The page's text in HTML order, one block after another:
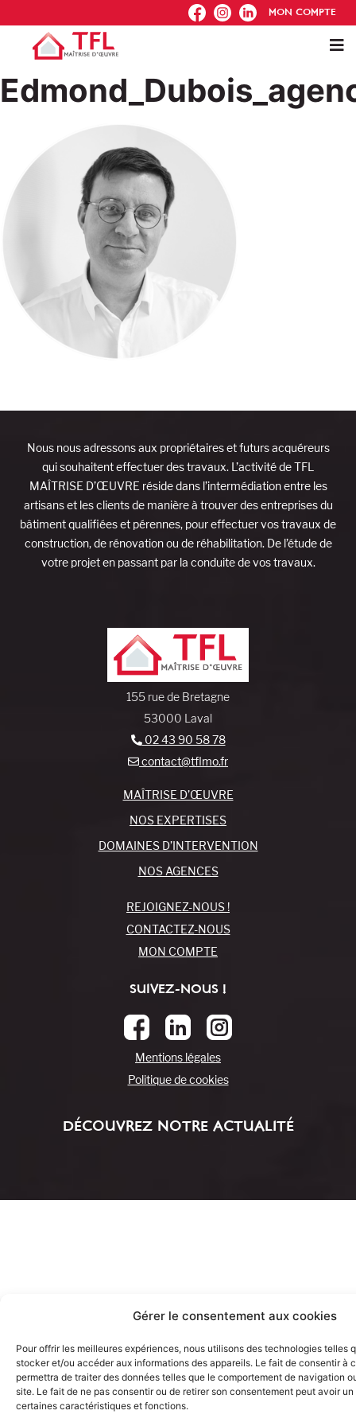
Gérer le consentement aux cookies
Pour offrir les meilleures expériences, nous utilisons des technologies telles
stocker et/ou accéder aux informations des appareils. Le fait de consentir à
permettra de traiter des données telles que le comportement de navigation
site. Le fait de ne pas consentir ou de retirer son consentement peut avoir
certaines caractéristiques et fonctions.
FB IG IN MON COMPTE
Nous nous adressons aux propriétaires et futurs acquéreurs
qui souhaitent effectuer des travaux. L’activité de TFL
MAÎTRISE D’ŒUVRE réside dans l’intermédiation entre les
artisans et les clients de manière à trouver des entreprises du
bâtiment qualifiées et pérennes, pour effectuer vos travaux de
construction, de rénovation ou de réhabilitation. De l’étude de
votre projet en passant par la conduite de vos travaux.
155 rue de Bretagne
53000 Laval
02 43 90 58 78
contact@tflmo.fr
MAÎTRISE D’ŒUVRE
NOS EXPERTISES
DOMAINES D’INTERVENTION
NOS AGENCES
REJOIGNEZ-NOUS !
CONTACTEZ-NOUS
MON COMPTE
SUIVEZ-NOUS !
Mentions légales
Politique de cookies
DÉCOUVREZ NOTRE ACTUALITÉ